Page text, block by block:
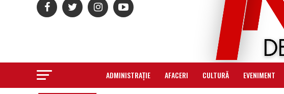
ADMINISTRAȚIE AFACERI CULTURĂ EVENIMENT